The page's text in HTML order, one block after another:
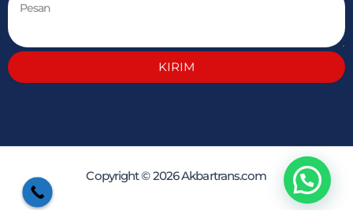
KIRIM
Copyright © 2026 Akbartrans.com